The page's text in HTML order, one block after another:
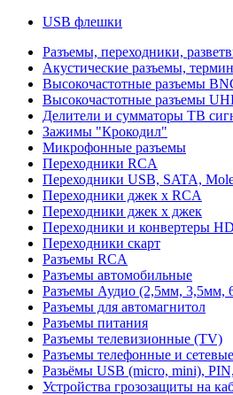
USB флешки
Разъемы, переходники,
Акустические разъемы,
Высокочастотные разъемы
Высокочастотные разъемы
Делители и сумматоры ТВ
Зажимы "Крокодил"
Микрофонные разъемы
Переходники RCA
Переходники USB, SATA,
Переходники джек х RCA
Переходники джек х джек
Переходники и конвертеры
Переходники скарт
Разъемы RCA
Разъемы автомобильные
Разъемы Аудио (2,5мм, 3,5мм,
Разъемы для автомагнитол
Разъемы питания
Разъемы телевизионные (TV)
Разъемы телефонные и
Разьёмы USB (micro, mini),
Устройства грозозащиты на